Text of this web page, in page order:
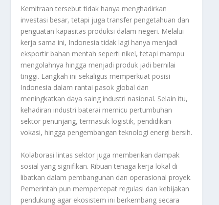
Kemitraan tersebut tidak hanya menghadirkan
investasi besar, tetapi juga transfer pengetahuan dan
penguatan kapasitas produksi dalam negeri. Melalui
kerja sama ini, Indonesia tidak lagi hanya menjadi
eksportir bahan mentah seperti nikel, tetapi mampu
mengolahnya hingga menjadi produk jadi bernilai
tinggi. Langkah ini sekaligus memperkuat posisi
Indonesia dalam rantai pasok global dan
meningkatkan daya saing industri nasional. Selain itu,
kehadiran industri baterai memicu pertumbuhan
sektor penunjang, termasuk logistik, pendidikan
vokasi, hingga pengembangan teknologi energi bersih.
Kolaborasi lintas sektor juga memberikan dampak
sosial yang signifikan. Ribuan tenaga kerja lokal di
libatkan dalam pembangunan dan operasional proyek.
Pemerintah pun mempercepat regulasi dan kebijakan
pendukung agar ekosistem ini berkembang secara